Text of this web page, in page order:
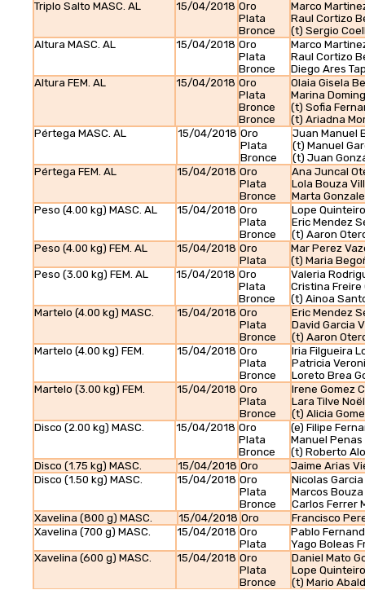
Triplo Salto MASC. AL
15/04/2018 Oro
Marco
Plata
Raul Cortizo
Bronce
(t) Sergio
Altura MASC. AL
15/04/2018 Oro
Marco
Plata
Raul Cortizo
Bronce
Diego Ares
Altura FEM. AL
15/04/2018 Oro
Olaia Gisela
Plata
Marina
Bronce
(t) Sofia
Bronce
(t) Ariadna
Pértega MASC. AL
15/04/2018 Oro
Juan Manuel
Plata
(t) Manuel
Bronce
(t) Juan
Pértega FEM. AL
15/04/2018 Oro
Ana Juncal
Plata
Lola Bouza
Bronce
Marta
Peso (4.00 kg) MASC. AL
15/04/2018 Oro
Lope
Plata
Eric Mendez
Bronce
(t) Aaron
Peso (4.00 kg) FEM. AL
15/04/2018 Oro
Mar Perez
Plata
(t) Maria
Peso (3.00 kg) FEM. AL
15/04/2018 Oro
Valeria
Plata
Cristina Freire
Bronce
(t) Ainoa
Martelo (4.00 kg) MASC.
15/04/2018 Oro
Eric Mendez
Plata
David Garcia
Bronce
(t) Aaron
Martelo (4.00 kg) FEM.
15/04/2018 Oro
Iria Filgueira
Plata
Patricia
Bronce
Loreto Brea
Martelo (3.00 kg) FEM.
15/04/2018 Oro
Irene Gomez
Plata
Lara Tilve Noël
Bronce
(t) Alicia
Disco (2.00 kg) MASC.
15/04/2018 Oro
(e) Filipe
Plata
Manuel Penas
Bronce
(t) Roberto
Disco (1.75 kg) MASC.
15/04/2018 Oro
Jaime Arias
Disco (1.50 kg) MASC.
15/04/2018 Oro
Nicolas
Plata
Marcos
Bronce
Carlos Ferrer
Xavelina (800 g) MASC.
15/04/2018 Oro
Francisco
Xavelina (700 g) MASC.
15/04/2018 Oro
Pablo
Plata
Yago Boleas
Xavelina (600 g) MASC.
15/04/2018 Oro
Daniel Mato
Plata
Lope
Bronce
(t) Mario